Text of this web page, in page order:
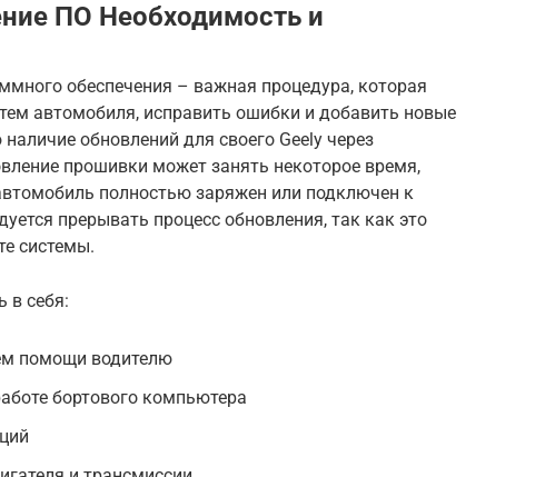
ПО Необходимость и
обеспечения – важная процедура, которая
автомобиля, исправить ошибки и добавить новые
обновлений для своего Geely через
прошивки может занять некоторое время,
полностью заряжен или подключен к
прерывать процесс обновления, так как это
системы.
в себя:
помощи водителю
бортового компьютера